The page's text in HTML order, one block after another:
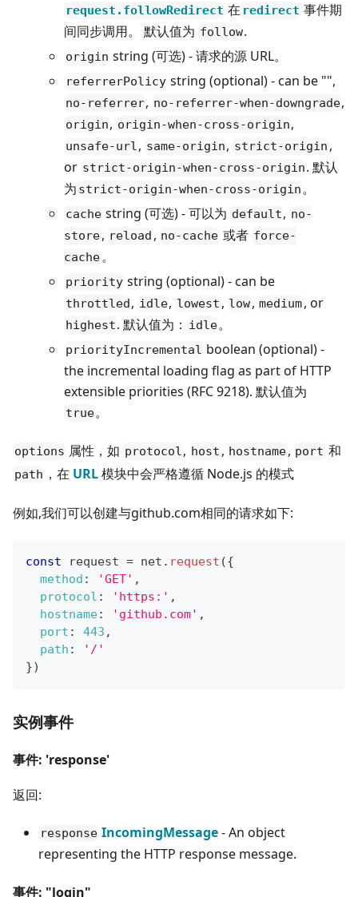
request.followRedirect 在 redirect 事件期
间同步调用。 默认值为 follow.
origin string (可选) - 请求的源 URL。
referrerPolicy string (optional) - can be "",
no-referrer, no-referrer-when-downgrade,
origin, origin-when-cross-origin,
unsafe-url, same-origin, strict-origin ,
or strict-origin-when-cross-origin. 默认
为 strict-origin-when-cross-origin。
cache string (可选) - 可以为 default, no-
store, reload , no-cache 或者 force-
cache。
priority string (optional) - can be
throttled, idle, lowest , low, medium, or
highest. 默认值为： idle。
priorityIncremental boolean (optional) -
the incremental loading flag as part of HTTP
extensible priorities (RFC 9218). 默认值为
true。
options 属性，如 protocol, host , hostname, port 和
path ，在 URL模块中会严格遵循 Node.js 的模式
例如,我们可以创建与github.com相同的请求如下:
const request = net . request ({
method : 'GET' ,
protocol : 'https:' ,
hostname: 'github.com' ,
port : 443 ,
path :
'/'
})
实例事件
事件: 'response'
返回:
response IncomingMessage- An object
representing the HTTP response message.
事件: "login"